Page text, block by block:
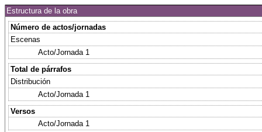
Estructura de la obra
Número de actos/jornadas
Escenas
Acto/Jornada 1
Total de párrafos
Distribución
Acto/Jornada 1
Versos
Acto/Jornada 1